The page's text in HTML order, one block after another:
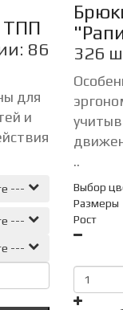
ТПП
86
для
и
---
---
---
326
..
Выбор
Размеры
Рост